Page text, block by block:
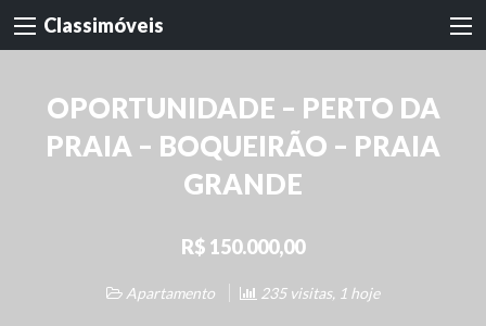
Classimóveis
OPORTUNIDADE – PERTO DA
PRAIA – BOQUEIRÃO – PRAIA
GRANDE
R$ 150.000,00
Apartamento 235 visitas, 1 hoje